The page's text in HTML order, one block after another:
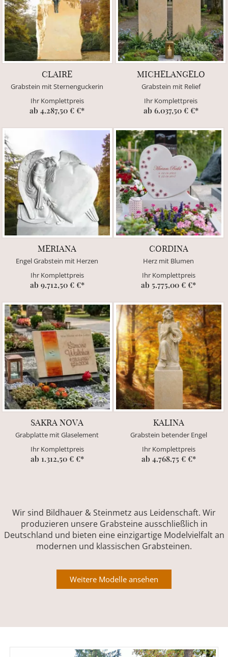
CLAIRE
Grabstein mit Sternenguckerin
Ihr Komplettpreis
ab 4.287,50 € €*
MICHELANGELO
Grabstein mit Relief
Ihr Komplettpreis
ab 6.037,50 € €*
MERIANA
Engel Grabstein mit Herzen
Ihr Komplettpreis
ab 9.712,50 € €*
CORDINA
Herz mit Blumen
Ihr Komplettpreis
ab 5.775,00 € €*
SAKRA NOVA
Grabplatte mit Glaselement
Ihr Komplettpreis
ab 1.312,50 € €*
KALINA
Grabstein betender Engel
Ihr Komplettpreis
ab 4.768.75 € €*
Wir sind Bildhauer & Steinmetz aus Leidenschaft. Wir
produzieren unsere Grabsteine ausschließlich in
Deutschland und bieten eine einzigartige Modelvielfalt an
modernen und klassischen Grabsteinen.
Weitere Modelle ansehen